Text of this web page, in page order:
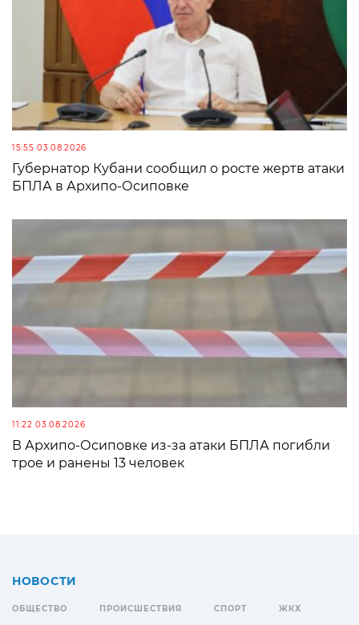
15:55 03.08.2026
Губернатор Кубани сообщил о росте жертв атаки
БПЛА в Архипо-Осиповке
11:22 03.08.2026
В Архипо-Осиповке из-за атаки БПЛА погибли
трое и ранены 13 человек
НОВОСТИ
ОБЩЕСТВО ПРОИСШЕСТВИЯ СПОРТ ЖКХ